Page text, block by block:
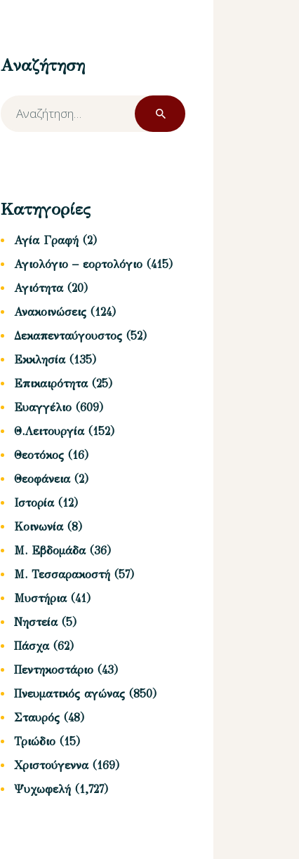
Αναζήτηση
Αναζήτηση
για:
Κατηγορίες
Αγία Γραφή (2)
Αγιολόγιο – εορτολόγιο (415)
Αγιότητα(20)
Ανακοινώσεις (124)
Δεκαπενταύγουστος (52)
Εκκλησία(135)
Επικαιρότητα(25)
Ευαγγέλιο (609)
Θ.Λειτουργία(152)
Θεοτόκος (16)
Θεοφάνεια(2)
Ιστορία(12)
Κοινωνία(8)
Μ. Εβδομάδα(36)
Μ. Τεσσαρακοστή (57)
Μυστήρια(41)
Νηστεία(5)
Πάσχα(62)
Πεντηκοστάριο (43)
Πνευματικός αγώνας (850)
Σταυρός (48)
Τριώδιο (15)
Χριστούγεννα(169)
Ψυχωφελή (1,727)